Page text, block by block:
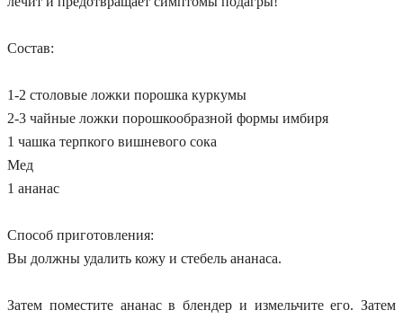
Состав:
1-2 столовые ложки порошка куркумы
2-3 чайные ложки порошкообразной формы имбиря
1 чашка терпкого вишневого сока
Мед
1 ананас
Способ приготовления:
Вы должны удалить кожу и стебель ананаса.
Затем поместите ананас в блендер и измельчите его. Затем